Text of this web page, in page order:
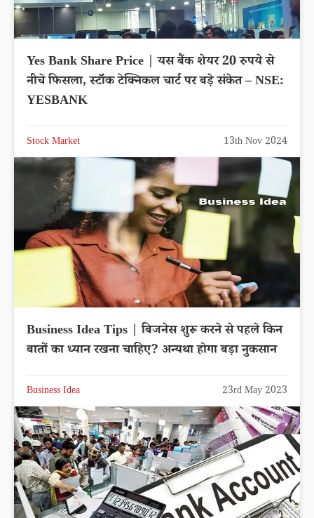
Yes Bank Share Price | यस बैंक शेयर 20 रुपये से
नीचे फिसला, स्टॉक टेक्निकल चार्ट पर बड़े संकेत – NSE:
YESBANK
Stock Market 13th Nov 2024
Business Idea Tips | बिजनेस शुरू करने से पहले किन
बातों का ध्यान रखना चाहिए? अन्यथा होगा बड़ा नुकसान
Business Idea 23rd May 2023